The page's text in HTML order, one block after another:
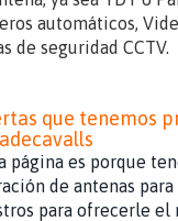
automáticos,
de seguridad CCTV.
que tenemos
página es porque
de antenas para
para ofrecerle el